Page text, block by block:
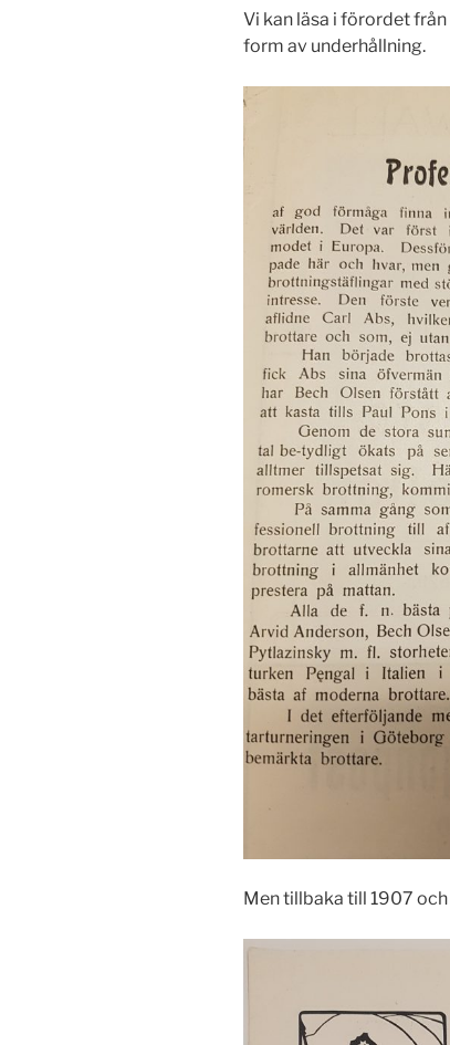
Vi kan läsa i förordet
form av underhållning.
Men tillbaka till 1907